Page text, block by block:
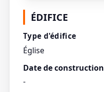
ÉDIFICE
Type d'édifice
Église
Date de construction
-